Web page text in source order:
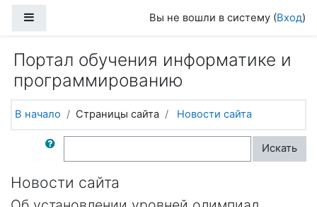
Вы не вошли в систему (Вход)
Портал обучения информатике и
программированию
В начало Страницы сайта Новости сайта
Поиск по форумам Искать
Новости сайта